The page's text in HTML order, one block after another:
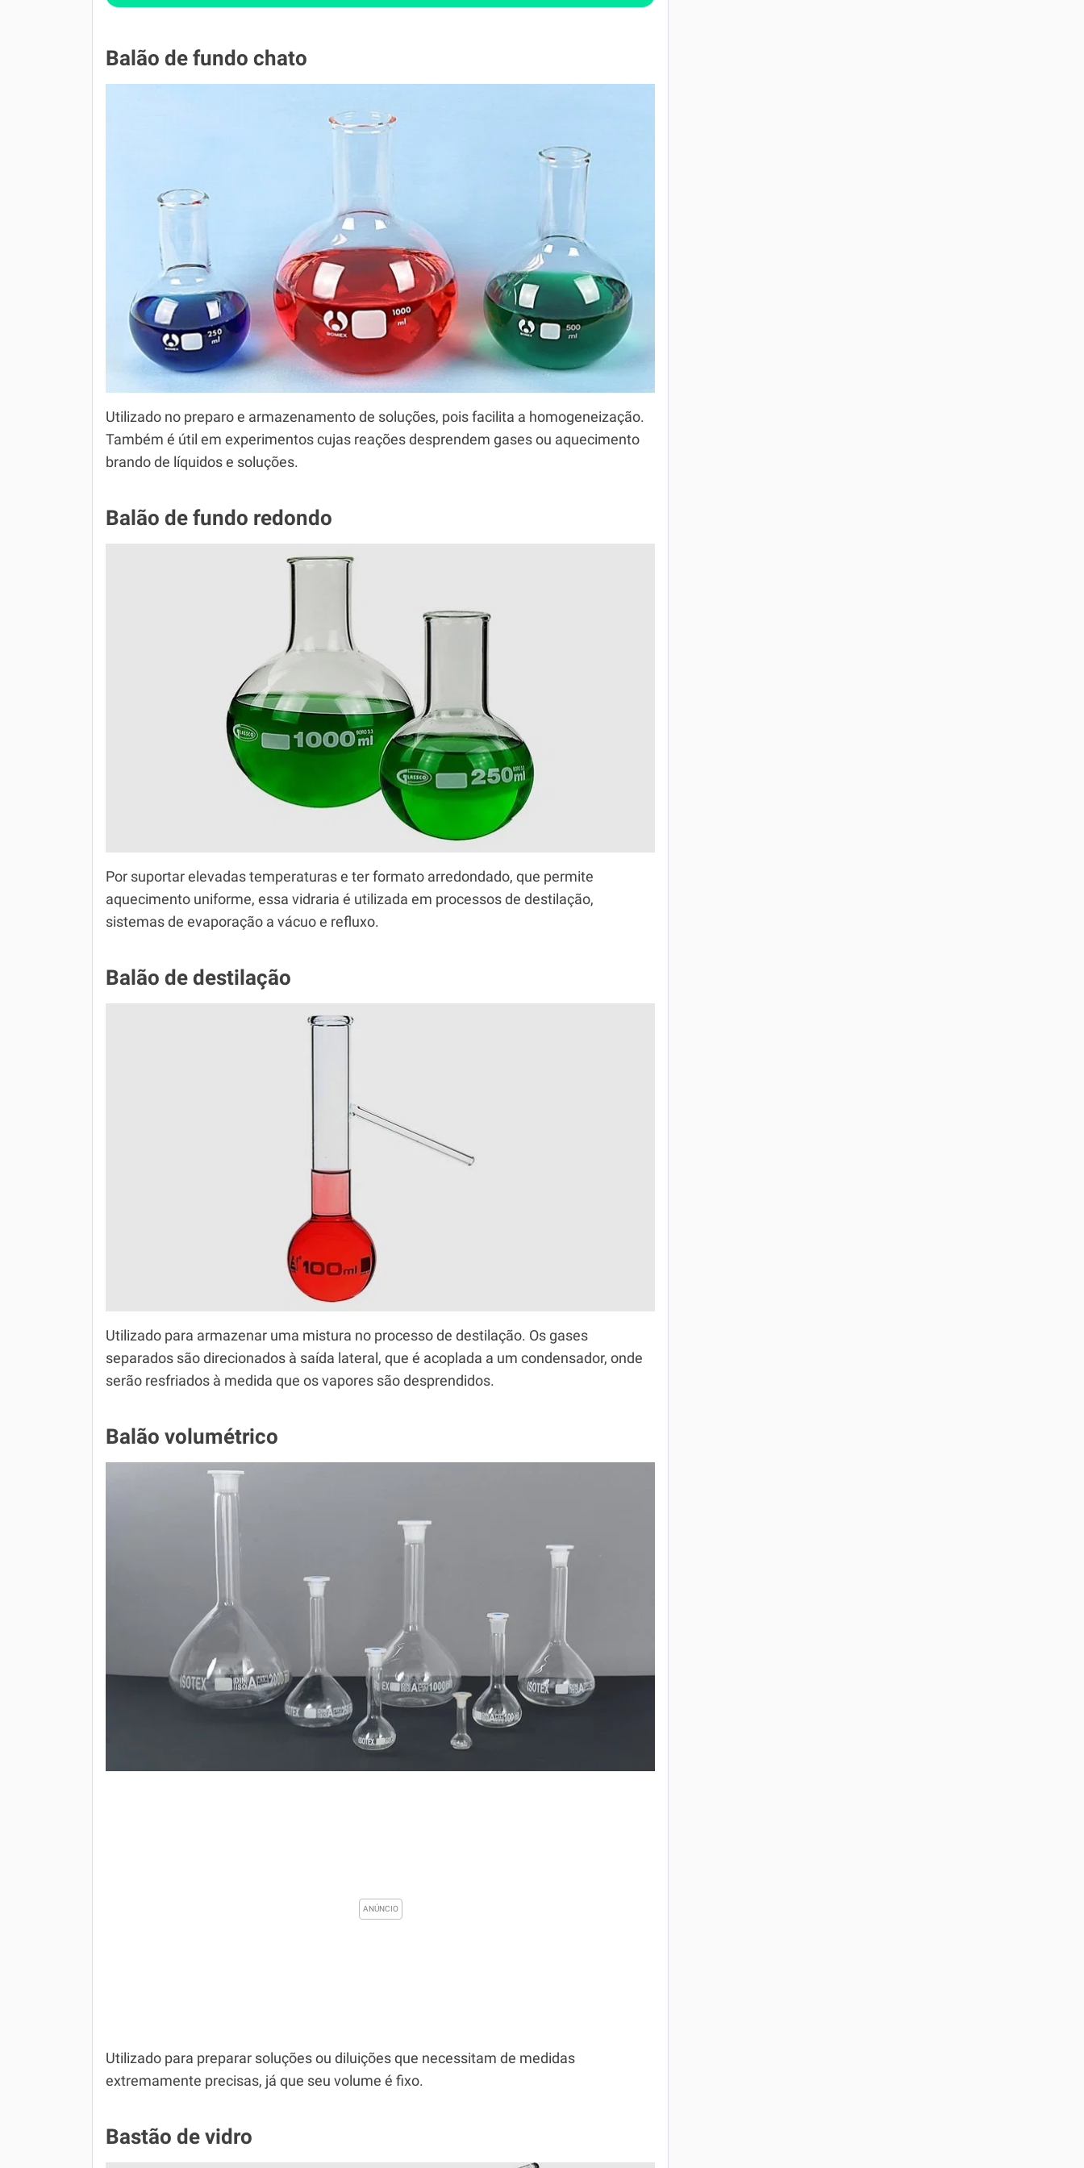
Balão de fundo chato
Utilizado no preparo e armazenamento de soluções, pois facilita a homogeneização.
Também é útil em experimentos cujas reações desprendem gases ou aquecimento
brando de líquidos e soluções.
Balão de fundo redondo
Por suportar elevadas temperaturas e ter formato arredondado, que permite
aquecimento uniforme, essa vidraria é utilizada em processos de destilação,
sistemas de evaporação a vácuo e refluxo.
Balão de destilação
Utilizado para armazenar uma mistura no processo de destilação. Os gases
separados são direcionados à saída lateral, que é acoplada a um condensador, onde
serão resfriados à medida que os vapores são desprendidos.
Balão volumétrico
Utilizado para preparar soluções ou diluições que necessitam de medidas
extremamente precisas, já que seu volume é fixo.
Bastão de vidro